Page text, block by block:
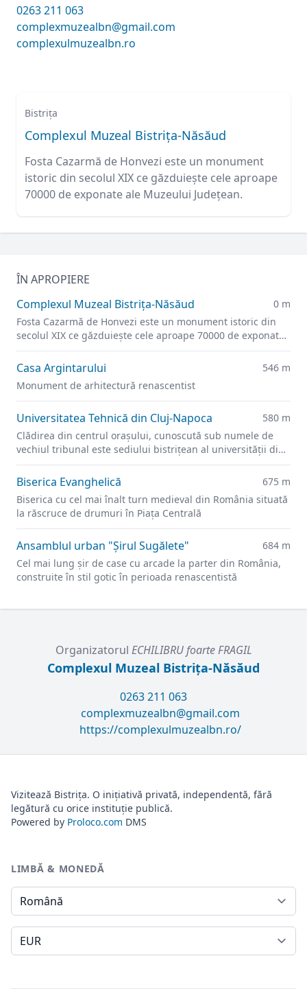
0263 211 063
complexmuzealbn@gmail.com
complexulmuzealbn.ro
Bistrița
Complexul Muzeal Bistrița-Năsăud
Fosta Cazarmă de Honvezi este un monument
istoric din secolul XIX ce găzduiește cele aproape
70000 de exponate ale Muzeului Județean.
ÎN APROPIERE
Complexul Muzeal Bistrița-Năsăud
0 m
Fosta Cazarmă de Honvezi este un monument istoric din
secolul XIX ce găzduiește cele aproape 70000 de exponate
ale Muzeului Județean.
Casa Argintarului
546 m
Monument de arhitectură renascentist
Universitatea Tehnică din Cluj-Napoca
580 m
Clădirea din centrul orașului, cunoscută sub numele de
vechiul tribunal este sediului bistrițean al universității din
2021.
Biserica Evanghelică
675 m
Biserica cu cel mai înalt turn medieval din România situată
la răscruce de drumuri în Piața Centrală
Ansamblul urban "Şirul Sugălete"
684 m
Cel mai lung şir de case cu arcade la parter din România,
construite în stil gotic în perioada renascentistă
Organizatorul ECHILIBRU foarte FRAGIL
Complexul Muzeal Bistrița-Năsăud
0263 211 063
complexmuzealbn@gmail.com
https://complexulmuzealbn.ro/
Vizitează Bistrița. O inițiativă privată, independentă, fără
legătură cu orice instituție publică.
Powered by Proloco.com DMS
LIMBĂ & MONEDĂ
Limbă
Monedă